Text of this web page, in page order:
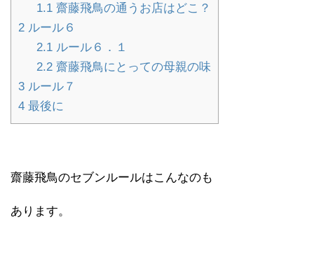
1.1齋藤飛鳥の通うお店はどこ？
2 ルール６
2.1ルール６．１
2.2齋藤飛鳥にとっての母親の味
3 ルール７
4 最後に
齋藤飛鳥のセブンルールはこんなのも
あります。